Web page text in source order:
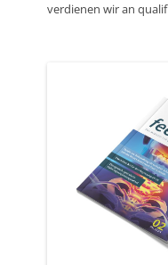
verdienen wir an